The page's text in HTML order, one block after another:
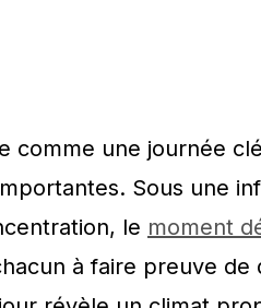
comme une journée
Sous une
le moment
à faire preuve de